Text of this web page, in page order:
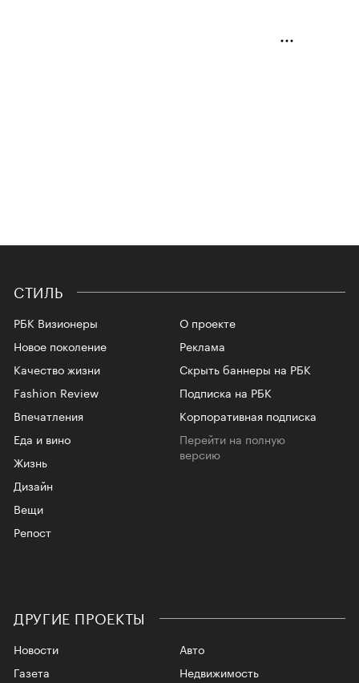
СТИЛЬ
РБК Визионеры
Новое поколение
Качество жизни
Fashion Review
Впечатления
Еда и вино
Жизнь
Дизайн
Вещи
Репост
О проекте
Реклама
Скрыть баннеры на РБК
Подписка на РБК
Корпоративная подписка
Перейти на полную
версию
ДРУГИЕ ПРОЕКТЫ
Новости
Газета
Авто
Недвижимость